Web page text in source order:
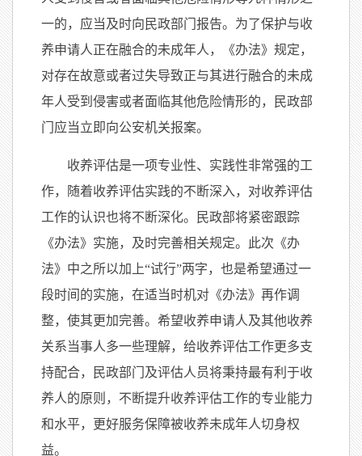
一的，应当及时向民政部门报告。为了保护与收
养申请人正在融合的未成年人，《办法》规定，
对存在故意或者过失导致正与其进行融合的未成
年人受到侵害或者面临其他危险情形的，民政部
门应当立即向公安机关报案。
收养评估是一项专业性、实践性非常强的工
作，随着收养评估实践的不断深入，对收养评估
工作的认识也将不断深化。民政部将紧密跟踪
《办法》实施，及时完善相关规定。此次《办
法》中之所以加上“试行”两字，也是希望通过一
段时间的实施，在适当时机对《办法》再作调
整，使其更加完善。希望收养申请人及其他收养
关系当事人多一些理解，给收养评估工作更多支
持配合，民政部门及评估人员将秉持最有利于收
养人的原则，不断提升收养评估工作的专业能力
和水平，更好服务保障被收养未成年人切身权
益。